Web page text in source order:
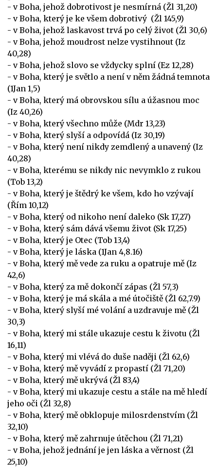
- v Boha, jehož dobrotivost je nesmírná (Žl 31,20)
- v Boha, který je ke všem dobrotivý (Žl 145,9)
- v Boha, jehož laskavost trvá po celý život (Žl 30,6)
- v Boha, jehož moudrost nelze vystihnout (Iz
40,28)
- v Boha, jehož slovo se vždycky splní (Ez 12,28)
- v Boha, který je světlo a není v něm žádná temnota
(1Jan 1,5)
- v Boha, který má obrovskou sílu a úžasnou moc
(Iz 40,26)
- v Boha, který všechno může (Mdr 13,23)
- v Boha, který slyší a odpovídá (Iz 30,19)
- v Boha, který není nikdy zemdlený a unavený (Iz
40,28)
- v Boha, kterému se nikdy nic nevymklo z rukou
(Tob 13,2)
- v Boha, který je štědrý ke všem, kdo ho vzývají
(Řím 10,12)
- v Boha, který od nikoho není daleko (Sk 17,27)
- v Boha, který sám dává všemu život (Sk 17,25)
- v Boha, který je Otec (Tob 13,4)
- v Boha, který je láska (1Jan 4,8.16)
- v Boha, který mě vede za ruku a opatruje mě (Iz
42,6)
- v Boha, který za mě dokončí zápas (Žl 57,3)
- v Boha, který je má skála a mé útočiště (Žl 62,7.9)
- v Boha, který slyší mé volání a uzdravuje mě (Žl
30,3)
- v Boha, který mi stále ukazuje cestu k životu (Žl
16,11)
- v Boha, který mi vlévá do duše naději (Žl 62,6)
- v Boha, který mě vyvádí z propastí (Žl 71,20)
- v Boha, který mě ukrývá (Žl 83,4)
- v Boha, který mi ukazuje cestu a stále na mě hledí
jeho oči (Žl 32,8)
- v Boha, který mě obklopuje milosrdenstvím (Žl
32,10)
- v Boha, který mě zahrnuje útěchou (Žl 71,21)
- v Boha, jehož jednání je jen láska a věrnost (Žl
25,10)